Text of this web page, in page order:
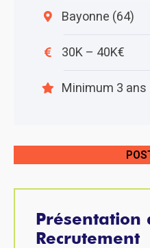
Présentation
Recrutement
Bayonne (64)
30K – 40K€
Minimum 3 ans